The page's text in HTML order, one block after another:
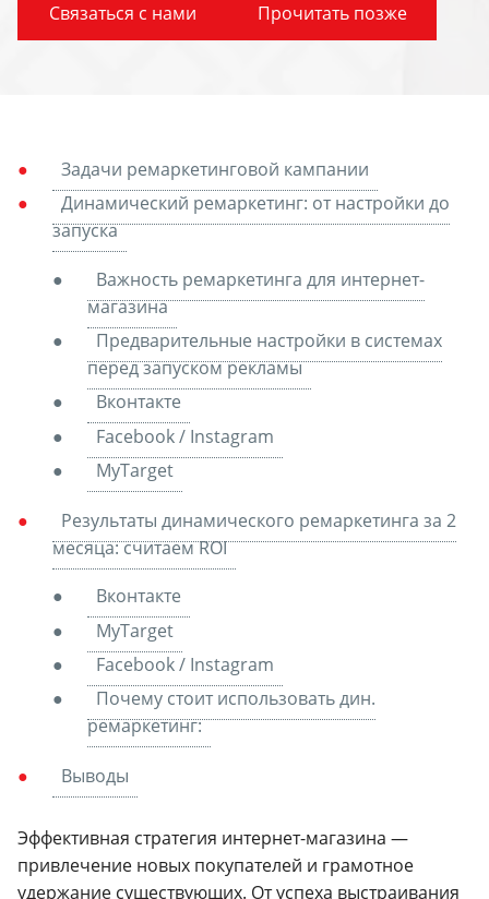
Связаться с нами Прочитать позже
Задачи ремаркетинговой кампании
Динамический ремаркетинг: от настройки до
запуска
Важность ремаркетинга для интернет-
магазина
Предварительные настройки в системах
перед запуском рекламы
Вконтакте
Facebook / Instagram
MyTarget
Результаты динамического ремаркетинга за 2
месяца: считаем ROI
Вконтакте
MyTarget
Facebook / Instagram
Почему стоит использовать дин.
ремаркетинг:
Выводы
Эффективная стратегия интернет-магазина —
привлечение новых покупателей и грамотное
удержание существующих. От успеха выстраивания